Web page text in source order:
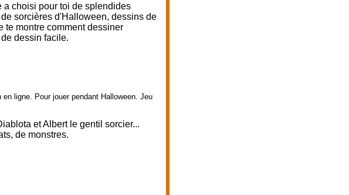
a choisi pour toi de splendides
sorcières d'Halloween, dessins de
te montre comment dessiner
dessin facile.
ligne. Pour jouer pendant Halloween. Jeu
et Albert le gentil sorcier...
de monstres.